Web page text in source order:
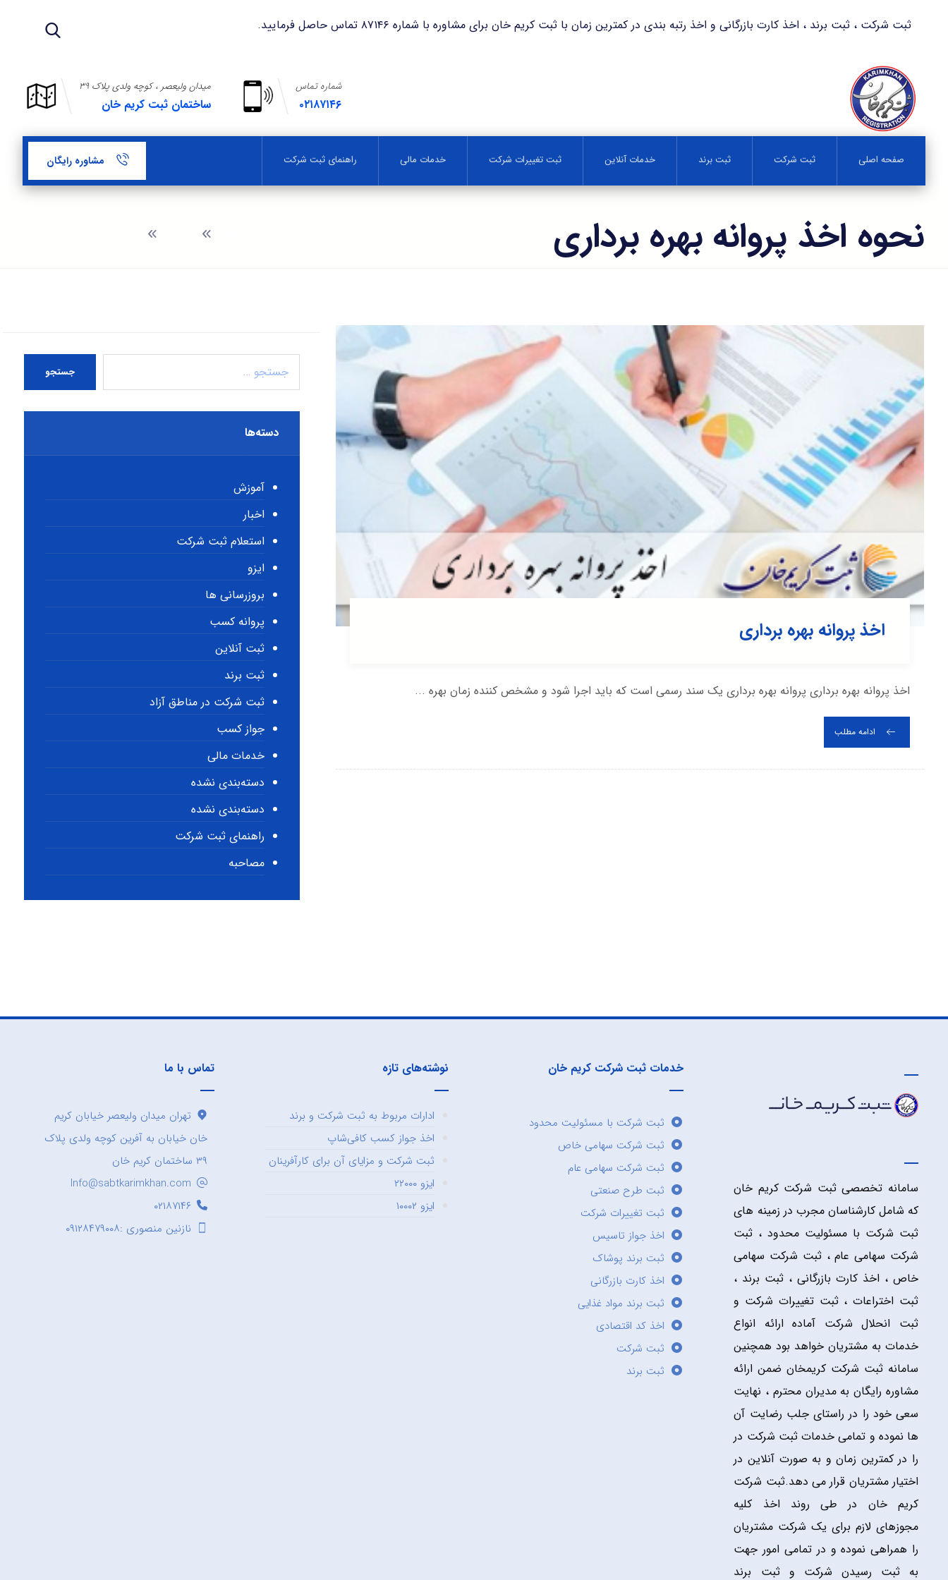
ثبت شرکت ، ثبت برند ، اخذ کارت بازرگانی و اخذ رتبه بندی در کمترین زمان با ثبت کریم خان برای مشاوره با شماره ۸۷۱۴۶ تماس حاصل فرمایید.
میدان ولیعصر ، کوچه ولدی پلاک ۳۹
ساختمان ثبت کریم خان
شماره تماس
۰۲۱۸۷۱۴۶
صفحه اصلی ثبت شرکت ثبت برند خدمات آنلاین ثبت تغییرات شرکت خدمات مالی راهنمای ثبت شرکت مشاوره رایگان
نحوه اخذ پروانه بهره برداری
اخذ پروانه بهره برداری
اخذ پروانه بهره برداری پروانه بهره برداری یک سند رسمی است که باید اجرا شود و مشخص کننده زمان بهره ...
ادامه مطلب
جستجو
دسته‌ها
آموزش
اخبار
استعلام ثبت شرکت
ایزو
بروزرسانی ها
پروانه کسب
ثبت آنلاین
ثبت برند
ثبت شرکت در مناطق آزاد
جواز کسب
خدمات مالی
دسته‌بندی نشده
دسته‌بندی نشده
راهنمای ثبت شرکت
مصاحبه
سامانه تخصصی ثبت شرکت کریم خان
که شامل کارشناسان مجرب در زمینه های
ثبت شرکت با مسئولیت محدود ، ثبت
شرکت سهامی عام ، ثبت شرکت سهامی
خاص ، اخذ کارت بازرگانی ، ثبت برند ،
ثبت اختراعات ، ثبت تغییرات شرکت و
ثبت انحلال شرکت آماده ارائه انواع
خدمات به مشتریان خواهد بود همچنین
سامانه ثبت شرکت کریمخان ضمن ارائه
مشاوره رایگان به مدیران محترم ، نهایت
سعی خود را در راستای جلب رضایت آن
ها نموده و تمامی خدمات ثبت شرکت در
را در کمترین زمان و به صورت آنلاین در
اختیار مشتریان قرار می دهد.ثبت شرکت
کریم خان در طی روند اخذ کلیه
مجوزهای لازم برای یک شرکت مشتریان
را همراهی نموده و در تمامی امور جهت
به ثبت رسیدن شرکت و ثبت برند
خدمات ثبت شرکت کریم خان
ثبت شرکت با مسئولیت محدود
ثبت شرکت سهامی خاص
ثبت شرکت سهامی عام
ثبت طرح صنعتی
ثبت تغییرات شرکت
اخذ جواز تاسیس
ثبت برند پوشاک
اخذ کارت بازرگانی
ثبت برند مواد غذایی
اخذ کد اقتصادی
ثبت شرکت
ثبت برند
نوشته‌های تازه
ادارات مربوط به ثبت شرکت و برند
اخذ جواز کسب کافی‌شاپ
ثبت شرکت و مزایای آن برای کارآفرینان
ایزو ۲۲۰۰۰
ایزو ۱۰۰۰۲
تماس با ما
تهران میدان ولیعصر خیابان کریم
خان خیابان به آفرین کوچه ولدی پلاک
۳۹ ساختمان کریم خان
Info@sabtkarimkhan.com
۰۲۱۸۷۱۴۶
نازنین منصوری :۰۹۱۲۸۴۷۹۰۰۸